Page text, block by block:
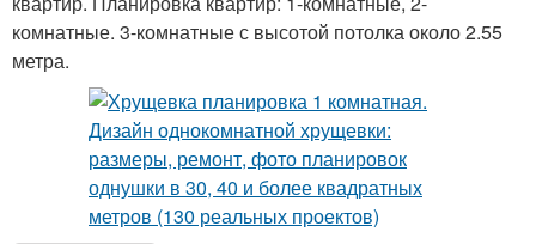
комнатные. 3-комнатные с высотой потолка около 2.55
метра.